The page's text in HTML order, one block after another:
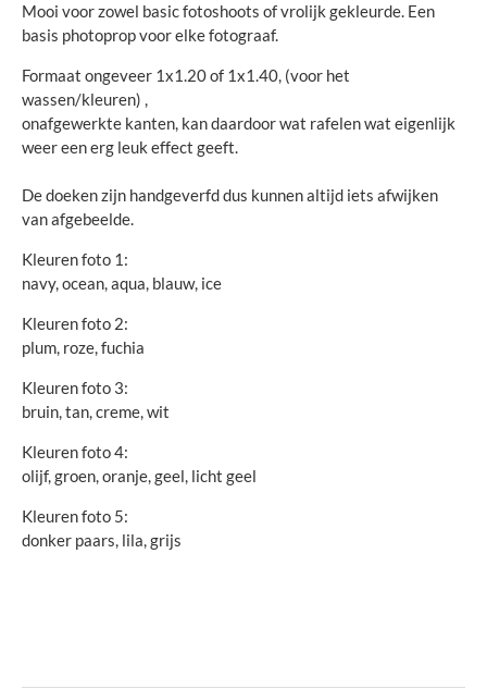
Mooi voor zowel basic fotoshoots of vrolijk gekleurde. Een
basis photoprop voor elke fotograaf.
Formaat ongeveer 1x1.20 of 1x1.40, (voor het
wassen/kleuren) ,
onafgewerkte kanten, kan daardoor wat rafelen wat eigenlijk
weer een erg leuk effect geeft.
De doeken zijn handgeverfd dus kunnen altijd iets afwijken
van afgebeelde.
Kleuren foto 1:
navy, ocean, aqua, blauw, ice
Kleuren foto 2:
plum, roze, fuchia
Kleuren foto 3:
bruin, tan, creme, wit
Kleuren foto 4:
olijf, groen, oranje, geel, licht geel
Kleuren foto 5:
donker paars, lila, grijs